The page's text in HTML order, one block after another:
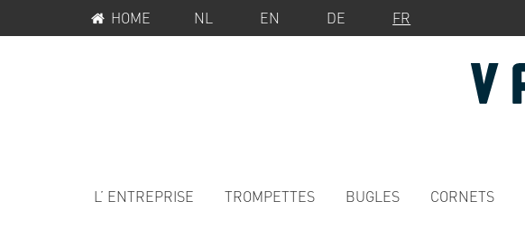
à
au
SERVICE
HOME NL EN DE FR
NAVIGATION
L’ ENTREPRISE TROMPETTES BUGLES CORNETS